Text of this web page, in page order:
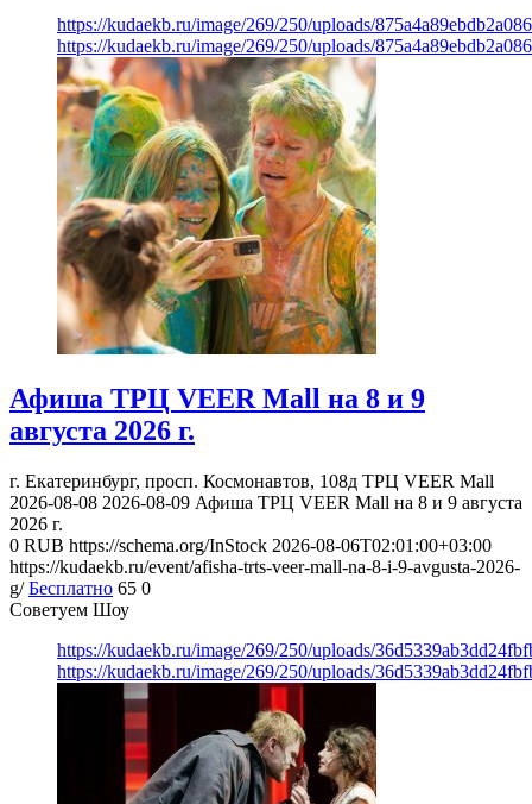
https://kudaekb.ru/image/269/250/uploads/
https://kudaekb.ru/image/269/250/uploads/
Афиша ТРЦ VEER Mall на 8 и 9
августа 2026 г.
г. Екатеринбург, просп. Космонавтов, 108д ТРЦ VEER Mall
2026-08-08 2026-08-09 Афиша ТРЦ VEER Mall на 8 и 9 августа
2026 г.
0 RUB https://schema.org/InStock 2026-08-06T02:01:00+03:00
https://kudaekb.ru/event/afisha-trts-veer-mall-na-8-i-9-avgusta-2026-
g/ Бесплатно 65 0
Советуем Шоу
https://kudaekb.ru/image/269/250/uploads/
https://kudaekb.ru/image/269/250/uploads/